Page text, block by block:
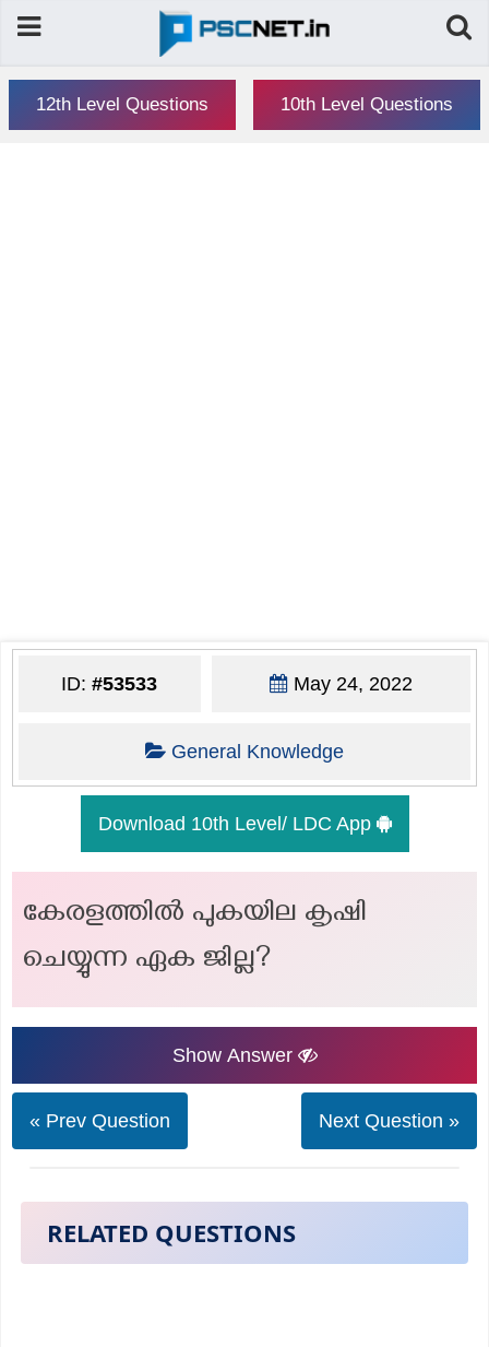
12th Level Questions 10th Level Questions
ID:#53533 May 24, 2022
General Knowledge
Download 10th Level/ LDC App
കേരളത്തിൽ പുകയില കൃഷി
ചെയ്യുന്ന ഏക ജില്ല?
Show Answer
« Prev Question Next Question »
RELATED QUESTIONS